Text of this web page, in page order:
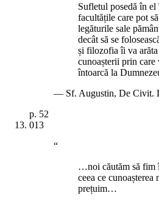
Sufletul posedă în el
facultățile care pot
legăturile sale
decât să se
și filozofia îi va
cunoașterii prin care
întoarcă la
— Sf. Augustin, De Civit.
p. 52
013
“
…noi căutăm să fim
ceea ce cunoașterea
prețuim…